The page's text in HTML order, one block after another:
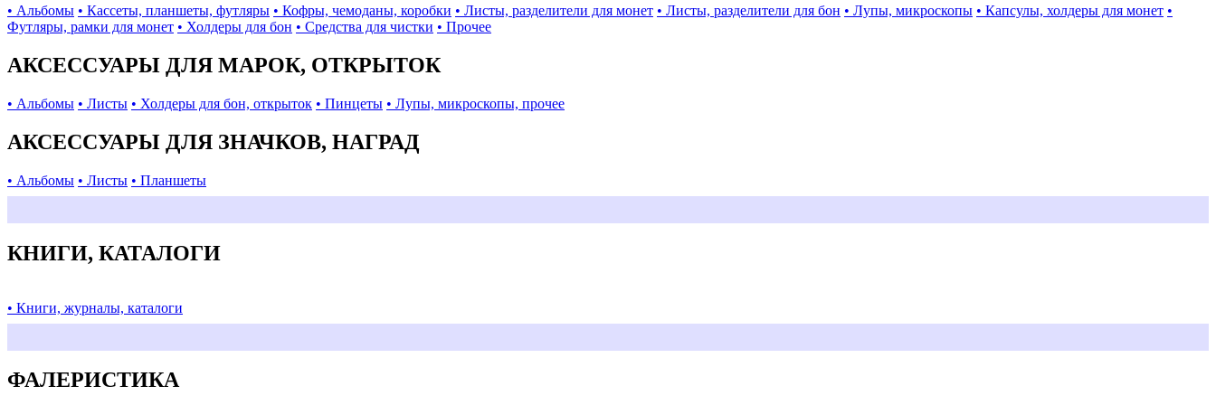
• Альбомы • Кассеты, планшеты, футляры • Кофры, чемоданы, коробки • Листы, разделители для монет • Листы, разделители для бон • Лупы, микроскопы • Капсулы, холдеры для монет •
Футляры, рамки для монет • Холдеры для бон • Средства для чистки • Прочее
АКСЕССУАРЫ ДЛЯ МАРОК, ОТКРЫТОК
• Альбомы • Листы • Холдеры для бон, открыток • Пинцеты • Лупы, микроскопы, прочее
АКСЕССУАРЫ ДЛЯ ЗНАЧКОВ, НАГРАД
• Альбомы • Листы • Планшеты
КНИГИ, КАТАЛОГИ
• Книги, журналы, каталоги
ФАЛЕРИСТИКА